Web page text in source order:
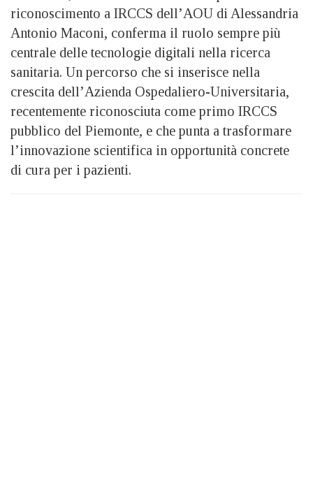
riconoscimento a IRCCS dell’AOU di Alessandria
Antonio Maconi, conferma il ruolo sempre più
centrale delle tecnologie digitali nella ricerca
sanitaria. Un percorso che si inserisce nella
crescita dell’Azienda Ospedaliero-Universitaria,
recentemente riconosciuta come primo IRCCS
pubblico del Piemonte, e che punta a trasformare
l’innovazione scientifica in opportunità concrete
di cura per i pazienti.